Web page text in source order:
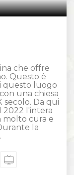
che offre
Questo è
questo luogo
una chiesa
Da qui
2022 l'intera
molto cura e
la